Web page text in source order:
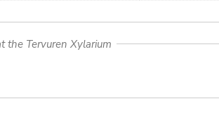
the Tervuren Xylarium